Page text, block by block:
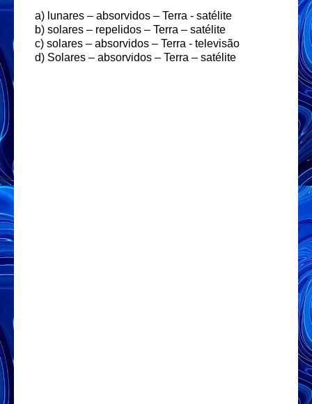
a) lunares – absorvidos – Terra - satélite
b) solares – repelidos – Terra – satélite
c) solares – absorvidos – Terra - televisão
d) Solares – absorvidos – Terra – satélite